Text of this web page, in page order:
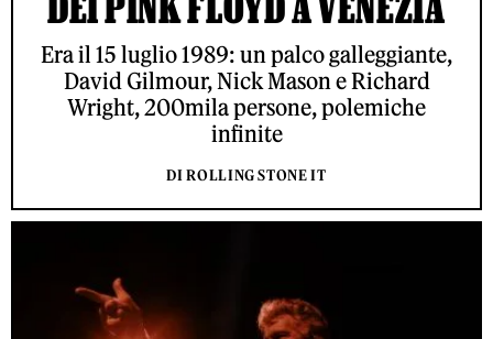
Era il 15 luglio 1989: un palco galleggiante,
David Gilmour, Nick Mason e Richard
Wright, 200mila persone, polemiche
infinite
DI ROLLING STONE IT